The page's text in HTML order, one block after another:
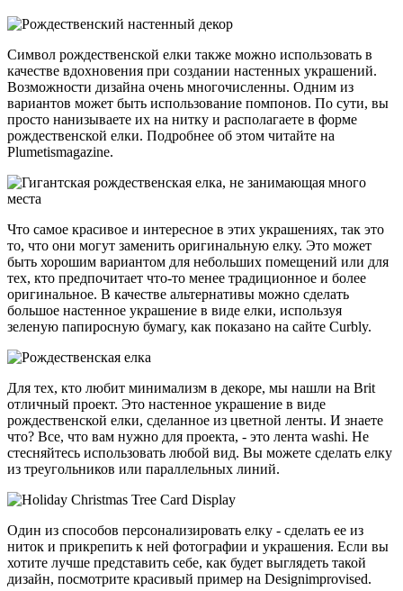
Символ рождественской елки также можно использовать в
качестве вдохновения при создании настенных украшений.
Возможности дизайна очень многочисленны. Одним из
вариантов может быть использование помпонов. По сути, вы
просто нанизываете их на нитку и располагаете в форме
рождественской елки. Подробнее об этом читайте на
Plumetismagazine.
Что самое красивое и интересное в этих украшениях, так это
то, что они могут заменить оригинальную елку. Это может
быть хорошим вариантом для небольших помещений или для
тех, кто предпочитает что-то менее традиционное и более
оригинальное. В качестве альтернативы можно сделать
большое настенное украшение в виде елки, используя
зеленую папиросную бумагу, как показано на сайте Curbly.
Для тех, кто любит минимализм в декоре, мы нашли на Brit
отличный проект. Это настенное украшение в виде
рождественской елки, сделанное из цветной ленты. И знаете
что? Все, что вам нужно для проекта, - это лента washi. Не
стесняйтесь использовать любой вид. Вы можете сделать елку
из треугольников или параллельных линий.
Один из способов персонализировать елку - сделать ее из
ниток и прикрепить к ней фотографии и украшения. Если вы
хотите лучше представить себе, как будет выглядеть такой
дизайн, посмотрите красивый пример на Designimprovised.